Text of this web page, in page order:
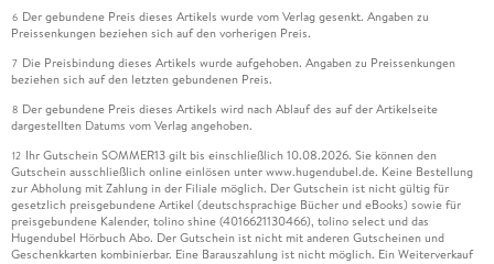
6 Der gebundene Preis dieses Artikels wurde vom Verlag gesenkt. Angaben zu
Preissenkungen beziehen sich auf den vorherigen Preis.
7 Die Preisbindung dieses Artikels wurde aufgehoben. Angaben zu Preissenkungen
beziehen sich auf den letzten gebundenen Preis.
8 Der gebundene Preis dieses Artikels wird nach Ablauf des auf der Artikelseite
dargestellten Datums vom Verlag angehoben.
12 Ihr Gutschein SOMMER13 gilt bis einschließlich 10.08.2026. Sie können den
Gutschein ausschließlich online einlösen unter www.hugendubel.de. Keine Bestellung
zur Abholung mit Zahlung in der Filiale möglich. Der Gutschein ist nicht gültig für
gesetzlich preisgebundene Artikel (deutschsprachige Bücher und eBooks) sowie für
preisgebundene Kalender, tolino shine (4016621130466), tolino select und das
Hugendubel Hörbuch Abo. Der Gutschein ist nicht mit anderen Gutscheinen und
Geschenkkarten kombinierbar. Eine Barauszahlung ist nicht möglich. Ein Weiterverkauf